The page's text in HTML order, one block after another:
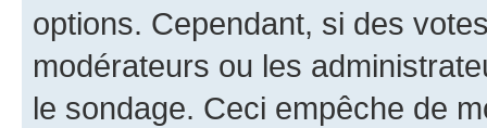
options. Cependant, si des
modérateurs ou les
le sondage. Ceci empêche de